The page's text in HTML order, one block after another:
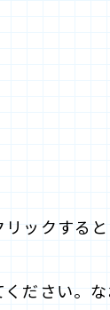
ックする
ださい。